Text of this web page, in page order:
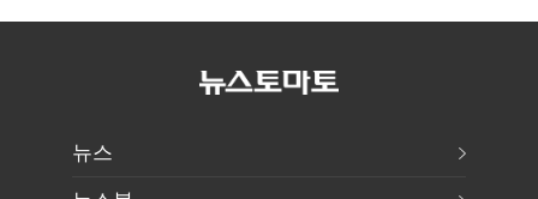
'초박빙'(종합
"벌써 대표된 양
'초박빙'(종합)
뉴스